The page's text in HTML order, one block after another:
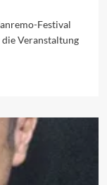
Festival
Veranstaltung